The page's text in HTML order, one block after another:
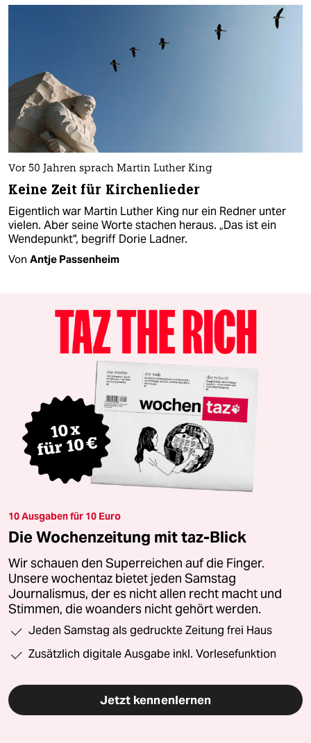
Vor 50 Jahren sprach Martin Luther King
Keine Zeit für Kirchenlieder
Eigentlich war Martin Luther King nur ein Redner unter
vielen. Aber seine Worte stachen heraus. „Das ist ein
Wendepunkt", begriff Dorie Ladner.
Von Antje Passenheim
10 Ausgaben für 10 Euro
Die Wochenzeitung mit taz-Blick
Wir schauen den Superreichen auf die Finger.
Unsere wochentaz bietet jeden Samstag
Journalismus, der es nicht allen recht macht und
Stimmen, die woanders nicht gehört werden.
Jeden Samstag als gedruckte Zeitung frei Haus
Zusätzlich digitale Ausgabe inkl. Vorlesefunktion
Jetzt kennenlernen